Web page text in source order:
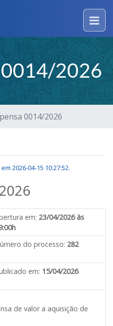
0014/2026
0014/2026
2026-04-15 10:27:52.
em: 23/04/2026 às
do processo: 282
em: 15/04/2026
de valor a aquisição de